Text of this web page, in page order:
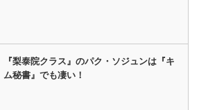
『梨泰院クラス』のパク・ソジュンは『キ
ム秘書』でも凄い！